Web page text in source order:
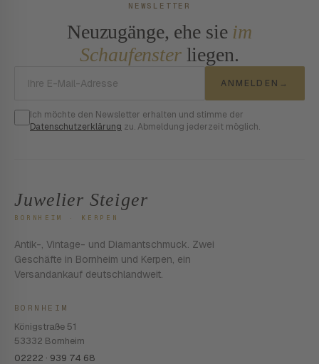
NEWSLETTER
Neuzugänge, ehe sie im
Schaufensterliegen.
ANMELDEN →
Ich möchte den Newsletter erhalten und stimme der
Datenschutzerklärung zu. Abmeldung jederzeit möglich.
Juwelier Steiger
BORNHEIM · KERPEN
Antik-, Vintage- und Diamantschmuck. Zwei
Geschäfte in Bornheim und Kerpen, ein
Versandankauf deutschlandweit.
BORNHEIM
Königstraße 51
53332 Bornheim
02222 · 939 74 68